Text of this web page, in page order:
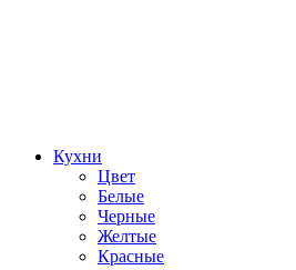
Кухни
Цвет
Белые
Черные
Желтые
Красные